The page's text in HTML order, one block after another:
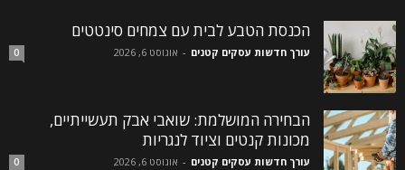
הכנסת הטבע לבית עם צמחים סינטטים
עורך חדשות עסקים קטנים - אוגוסט 6, 2026 0
הבחירה המושלמת: שואבי אבק תעשייתיים,
מכונות קנטים וציוד לנגריות
עורך חדשות עסקים קטנים - אוגוסט 6, 2026 0